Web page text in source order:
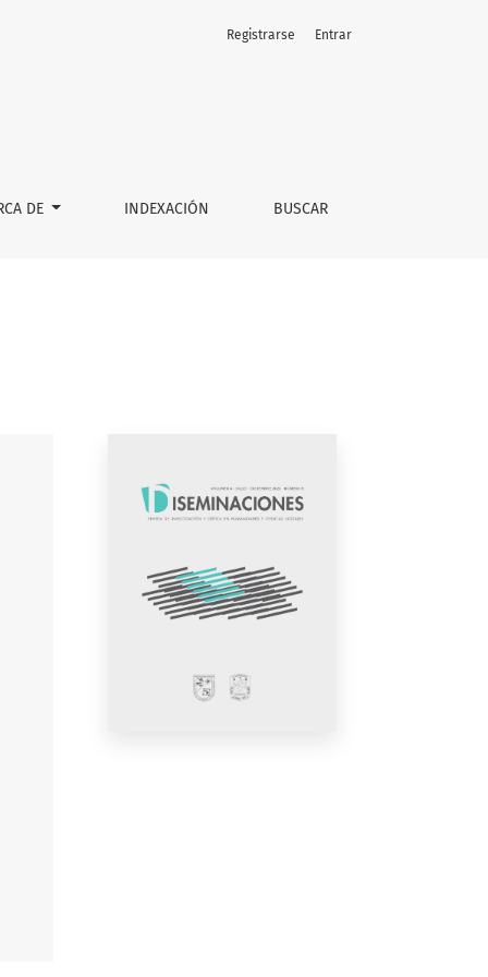
DE INDEXACIÓN BUSCAR
Registrarse Entrar